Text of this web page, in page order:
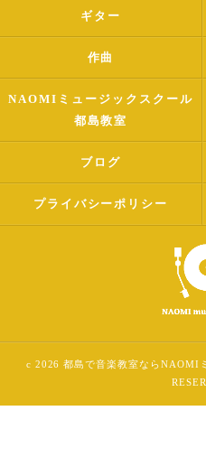
ギター
作曲
NAOMIミュージックスクール
都島教室
ブログ
プライバシーポリシー
c 2026 都島で音楽教室ならNAOMI